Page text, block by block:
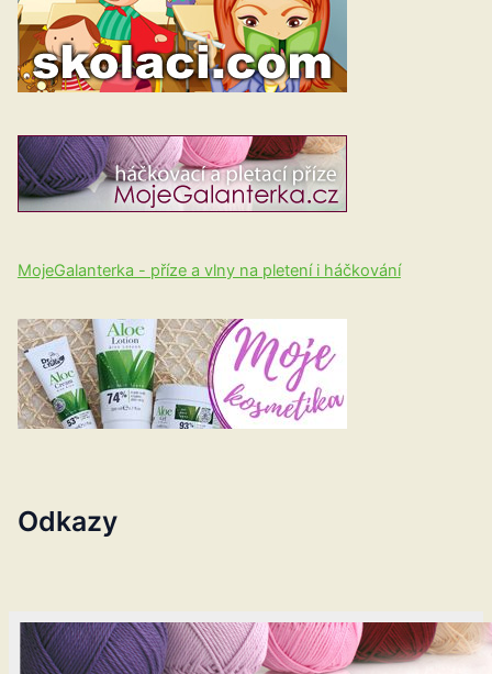
MojeGalanterka - příze a vlny na pletení i háčkování
Odkazy